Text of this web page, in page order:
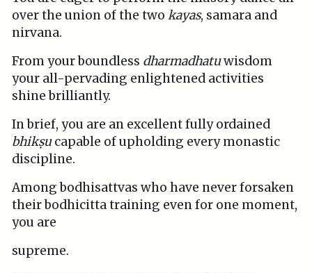
over the union of the twokayas, samara and
nirvana.
From your boundless dharmadhatuwisdom
your all-pervading enlightened activities
shine brilliantly.
In brief, you are an excellent fully ordained
bhikṣucapable of upholding every monastic
discipline.
Among bodhisattvas who have never forsaken
their bodhicitta training even for one moment,
you are
supreme.